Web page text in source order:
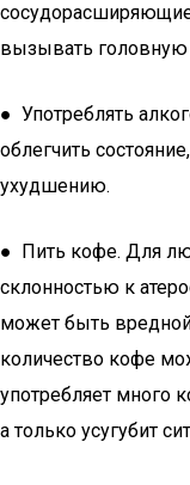
вызывать головную
● Употреблять
облегчить
ухудшению.
● Пить кофе. Для
склонностью к
может быть
количество кофе
употребляет много
а только усугубит